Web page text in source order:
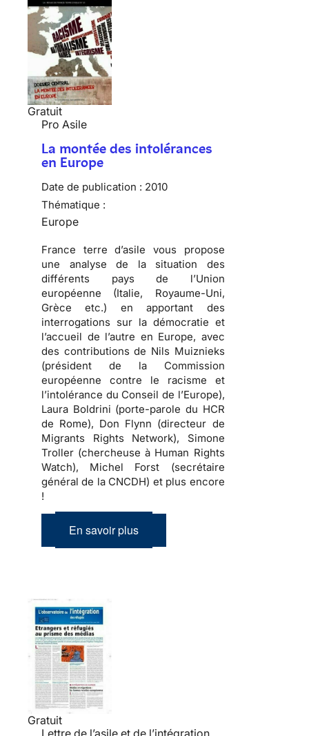
Gratuit
Pro Asile
La montée des intolérances
en Europe
Date de publication : 2010
Thématique :
Europe
France terre d’asile vous propose
une analyse de la situation des
différents pays de l’Union
européenne (Italie, Royaume-Uni,
Grèce etc.) en apportant des
interrogations sur la démocratie et
l’accueil de l’autre en Europe, avec
des contributions de Nils Muiznieks
(président de la Commission
européenne contre le racisme et
l’intolérance du Conseil de l’Europe),
Laura Boldrini (porte-parole du HCR
de Rome), Don Flynn (directeur de
Migrants Rights Network), Simone
Troller (chercheuse à Human Rights
Watch), Michel Forst (secrétaire
général de la CNCDH) et plus encore
!
En savoir plus
Gratuit
Lettre de l’asile et de l’intégration